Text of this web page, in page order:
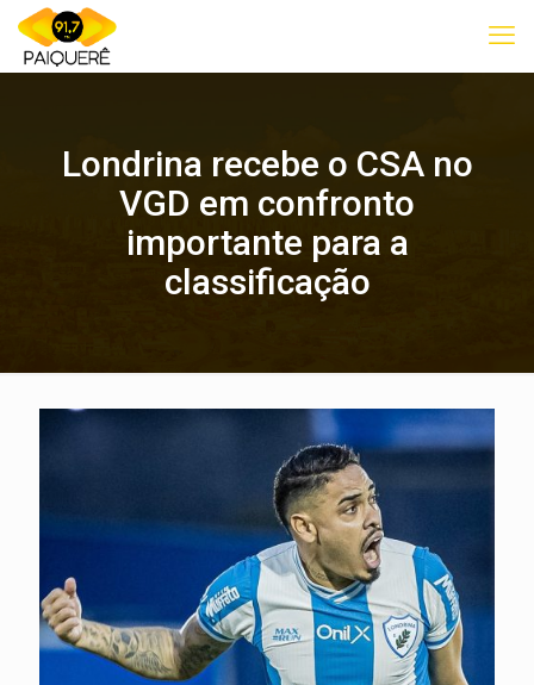
Londrina recebe o CSA no
VGD em confronto
importante para a
classificação